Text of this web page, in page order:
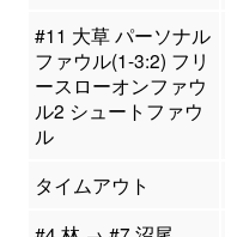
#11 大草 パーソナル
ファウル(1-3:2) フリ
ースローオンファウ
ル2 シュートファウ
ル
タイムアウト